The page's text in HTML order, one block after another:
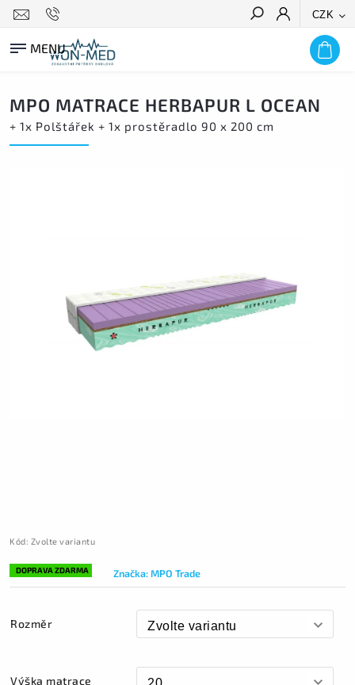
CZK
HLEDAT
MPO MATRACE HERBAPUR L OCEAN
+ 1x Polštářek + 1x prostěradlo 90 x 200 cm
Kód: Zvolte variantu
DOPRAVA ZDARMA Značka:MPO Trade
Rozměr
Výška matrace